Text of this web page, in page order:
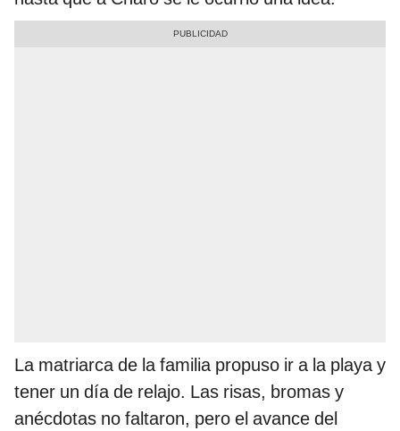
La matriarca de la familia propuso ir a la playa y
tener un día de relajo. Las risas, bromas y
anécdotas no faltaron, pero el avance del